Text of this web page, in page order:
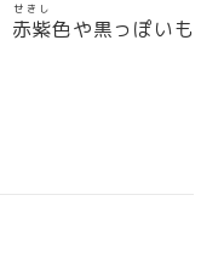
赤紫
せきし
色や黒っぽいも